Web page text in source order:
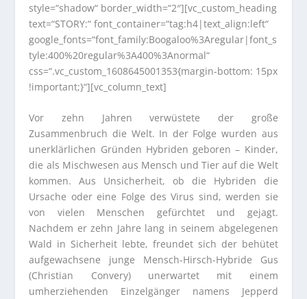
style=“shadow“ border_width=“2″][vc_custom_heading
text=“STORY:“ font_container=“tag:h4|text_align:left“
google_fonts=“font_family:Boogaloo%3Aregular|font_s
tyle:400%20regular%3A400%3Anormal“
css=“.vc_custom_1608645001353{margin-bottom: 15px
!important;}“][vc_column_text]
Vor zehn Jahren verwüstete der große
Zusammenbruch die Welt. In der Folge wurden aus
unerklärlichen Gründen Hybriden geboren – Kinder,
die als Mischwesen aus Mensch und Tier auf die Welt
kommen. Aus Unsicherheit, ob die Hybriden die
Ursache oder eine Folge des Virus sind, werden sie
von vielen Menschen gefürchtet und gejagt.
Nachdem er zehn Jahre lang in seinem abgelegenen
Wald in Sicherheit lebte, freundet sich der behütet
aufgewachsene junge Mensch-Hirsch-Hybride Gus
(Christian Convery) unerwartet mit einem
umherziehenden Einzelgänger namens Jepperd